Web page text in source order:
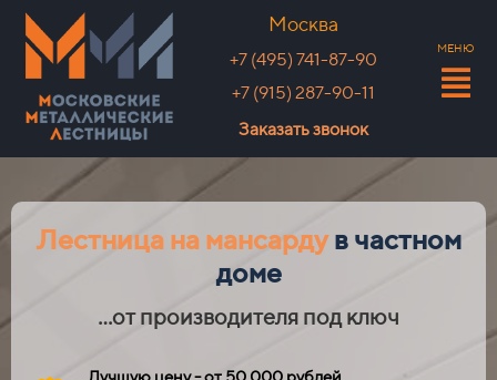
Москва
+7 (495) 741-87-90
+7 (915) 287-90-11
Заказать звонок
МЕНЮ
Лестница на мансардув частном
доме
...от производителя под ключ
Лучшую цену - от 50 000 рублей